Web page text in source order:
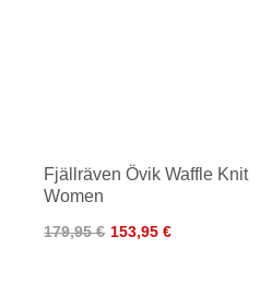
Fjällräven Övik Waffle Knit
Women
179,95 € 153,95 €